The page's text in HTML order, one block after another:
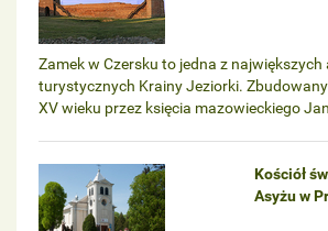
Zamek w Czersku to jedna z największych
turystycznych Krainy Jeziorki. Zbudowany
XV wieku przez księcia mazowieckiego
Kościół
Asyżu w